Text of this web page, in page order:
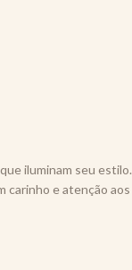
iluminam seu estilo.
carinho e atenção aos